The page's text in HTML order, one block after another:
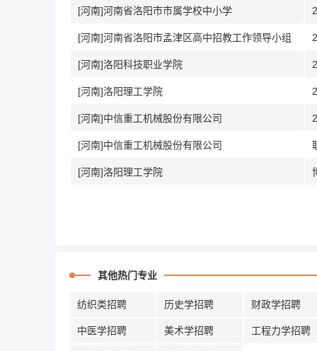
[河南]河南省洛阳市市属学校中小学
[河南]河南省洛阳市孟津区高中招教工作领导小组
[河南]洛阳科技职业学院
[河南]洛阳理工学院
[河南]中信重工机械股份有限公司
[河南]中信重工机械股份有限公司
[河南]洛阳理工学院
其他热门专业
纺织类招聘 历史学招聘 财政学招聘
中医学招聘 美术学招聘 工程力学招聘